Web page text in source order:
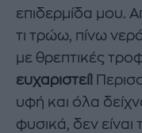
επιδερμίδα μου.
τι τρώω, πίνω
με θρεπτικές
ευχαριστεί!
υφή και όλα
φυσικά, δεν είναι